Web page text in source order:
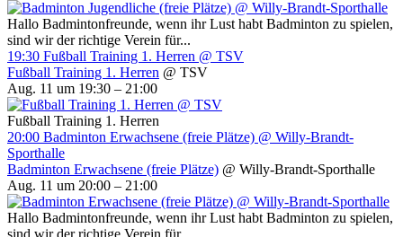
Hallo Badmintonfreunde, wenn ihr Lust habt Badminton zu spielen,
sind wir der richtige Verein für...
19:30 Fußball Training 1. Herren @ TSV
Fußball Training 1. Herren @ TSV
Aug. 11 um 19:30 – 21:00
Fußball Training 1. Herren
20:00 Badminton Erwachsene (freie Plätze) @ Willy-Brandt-
Sporthalle
Badminton Erwachsene (freie Plätze) @ Willy-Brandt-Sporthalle
Aug. 11 um 20:00 – 21:00
Hallo Badmintonfreunde, wenn ihr Lust habt Badminton zu spielen,
sind wir der richtige Verein für...